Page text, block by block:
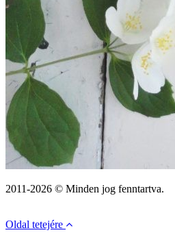
2011-2026 © Minden jog fenntartva.
Oldal tetejére